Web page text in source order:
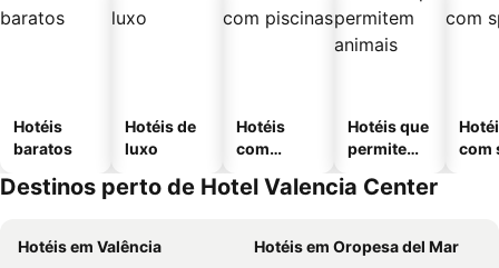
Hotéis
baratos
Hotéis de
luxo
Hotéis
com
Hotéis que
permitem
com
Destinos perto de Hotel Valencia Center
Hotéis em Valência
Hotéis em Oropesa del Mar